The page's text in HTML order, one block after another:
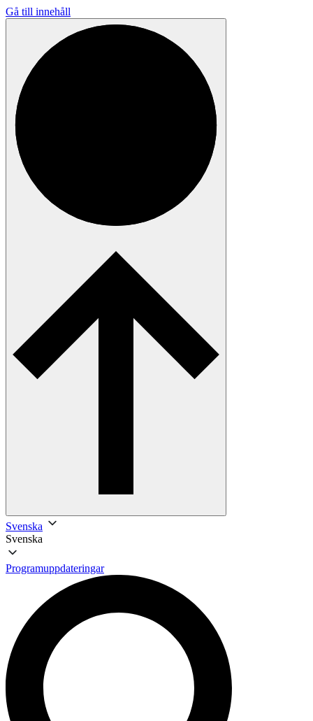
Gå till innehåll
Svenska
Svenska
Programuppdateringar